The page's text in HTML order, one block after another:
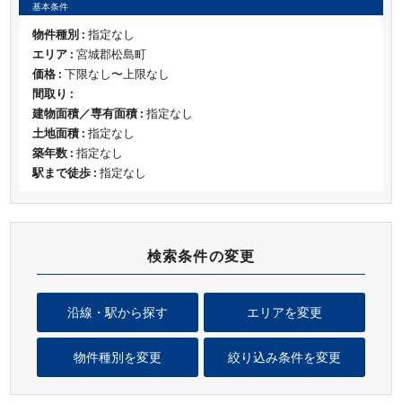
検索条件の変更
エリアを変更
沿線・駅から探す
物件種別を変更 絞り込み条件を変更
基本条件
物件種別 : 指定なし
エリア : 宮城郡松島町
価格 : 下限なし〜上限なし
間取り :
建物面積／専有面積 : 指定なし
土地面積 : 指定なし
築年数 : 指定なし
駅まで徒歩 : 指定なし